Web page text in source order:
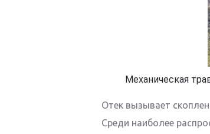
Механическая
Отек вызывает
Среди наиболее